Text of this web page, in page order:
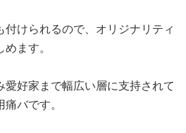
けられるので、オリジナリティ
ます。
好家まで幅広い層に支持されて
バです。